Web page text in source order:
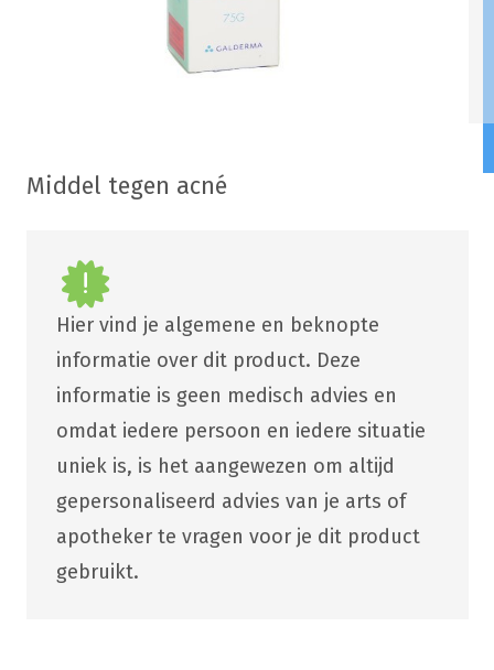
Middel tegen acné
Hier vind je algemene en beknopte
informatie over dit product. Deze
informatie is geen medisch advies en
omdat iedere persoon en iedere situatie
uniek is, is het aangewezen om altijd
gepersonaliseerd advies van je arts of
apotheker te vragen voor je dit product
gebruikt.